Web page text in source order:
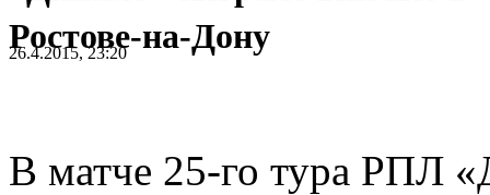
Ростове-на-Дону
26.4.2015, 23:20
В матче 25-го тура РПЛ